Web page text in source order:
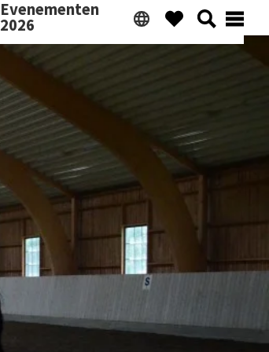
Evenementen
2026